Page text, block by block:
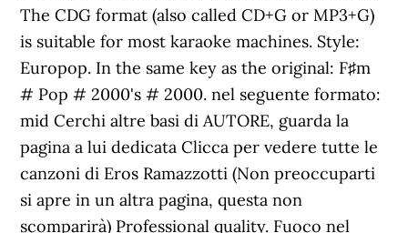
The CDG format (also called CD+G or MP3+G)
is suitable for most karaoke machines. Style:
Europop. In the same key as the original: F♯m
# Pop # 2000's # 2000. nel seguente formato:
mid Cerchi altre basi di AUTORE, guarda la
pagina a lui dedicata Clicca per vedere tutte le
canzoni di Eros Ramazzotti (Non preoccuparti
si apre in un altra pagina, questa non
scomparirà) Professional quality. Fuoco nel